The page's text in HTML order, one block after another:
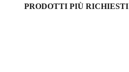
PRODOTTI PIÙ RICHIESTI